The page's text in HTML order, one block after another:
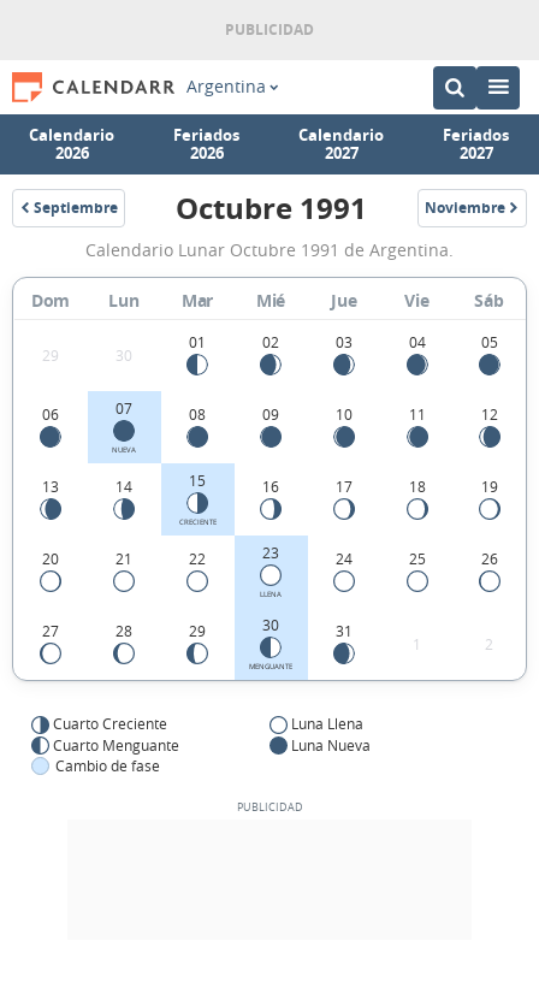
Argentina
Calendario
2026
Feriados
2026
Calendario
2027
Feriados
2027
Septiembre
1991
Calendario
Lunar
Octubre
1991
de
Argentina.
Octubre 1991 Noviembre
1991
Calendario Lunar Octubre 1991 de Argentina.
Dom Lun Mar Mié Jue Vie Sáb
29 30
01 02 03 04 05
06 07
NUEVA
08 09 10 11 12
13 14 15
CRECIENTE
16 17 18 19
20 21 22 23
LLENA
24 25 26
27 28 29 30
MENGUANTE
31
1 2
Cuarto Creciente
Luna Llena
Cuarto Menguante
Luna Nueva
Cambio de fase